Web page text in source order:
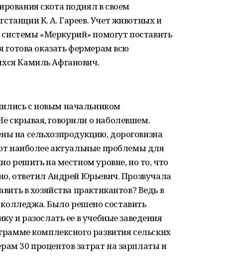
скота поднял в своем
К. А. Гареев. Учет животных и
«Меркурий» помогут поставить
готова оказать фермерам всю
Камиль Афганович.
с новым начальником
скрывая, говорили о наболевшем.
на сельхозпродукцию, дороговизна
наиболее актуальные проблемы для
решить на местном уровне, но то, что
ответил Андрей Юрьевич. Прозвучала
в хозяйства практикантов? Ведь в
Было решено составить
и разослать ее в учебные заведения
комплексного развития сельских
30 процентов затрат на зарплаты и